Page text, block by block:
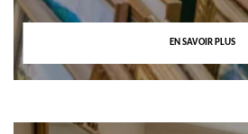
EN SAVOIR PLUS